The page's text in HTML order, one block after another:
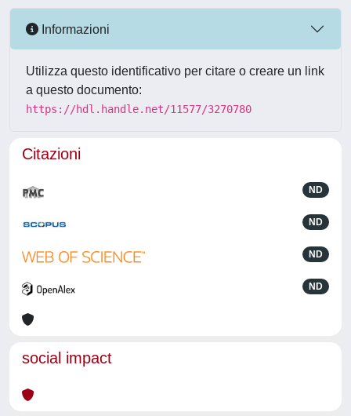
Informazioni
Utilizza questo identificativo per citare o creare un link
a questo documento:
https://hdl.handle.net/11577/3270780
Citazioni
ND
ND
ND
ND
social impact